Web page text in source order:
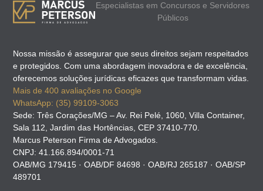
Especialistas em Concursos e Servidores
Públicos
Nossa missão é assegurar que seus direitos sejam respeitados
e protegidos. Com uma abordagem inovadora e de excelência,
oferecemos soluções jurídicas eficazes que transformam vidas.
Mais de 400 avaliações no Google
WhatsApp: (35) 99109-3063
Sede: Três Corações/MG – Av. Rei Pelé, 1060, Villa Container,
Sala 112, Jardim das Hortências, CEP 37410-770.
Marcus Peterson Firma de Advogados.
CNPJ: 41.166.894/0001-71
OAB/MG 179415 · OAB/DF 84698 · OAB/RJ 265187 · OAB/SP
489701